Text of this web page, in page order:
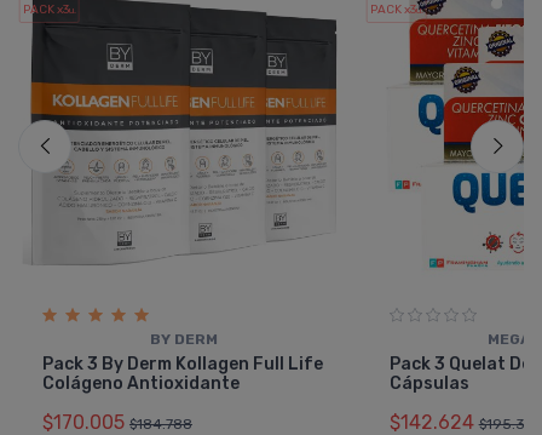
PACK x3u.
BY DERM
Pack 3 By Derm Kollagen Full Life
Colágeno Antioxidante
$170.005 $184.788
PACK x3u.
Pack 3 Quelat
Cápsulas
$142.624 $195.375